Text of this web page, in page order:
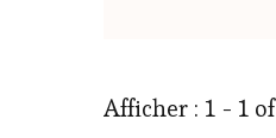
Afficher : 1 - 1